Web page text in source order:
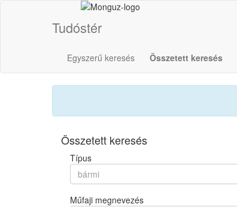
Tudóstér
Egyszerű keresés Összetett keresés
Összetett keresés
Típus
bármi
Műfaji megnevezés